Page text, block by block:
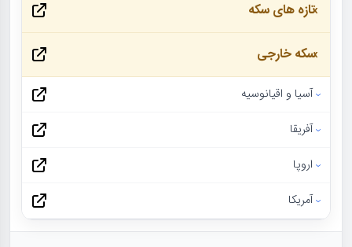
تازه های سکه
سکه خارجی
آسیا و اقیانوسیه
آفریقا
اروپا
آمریکا